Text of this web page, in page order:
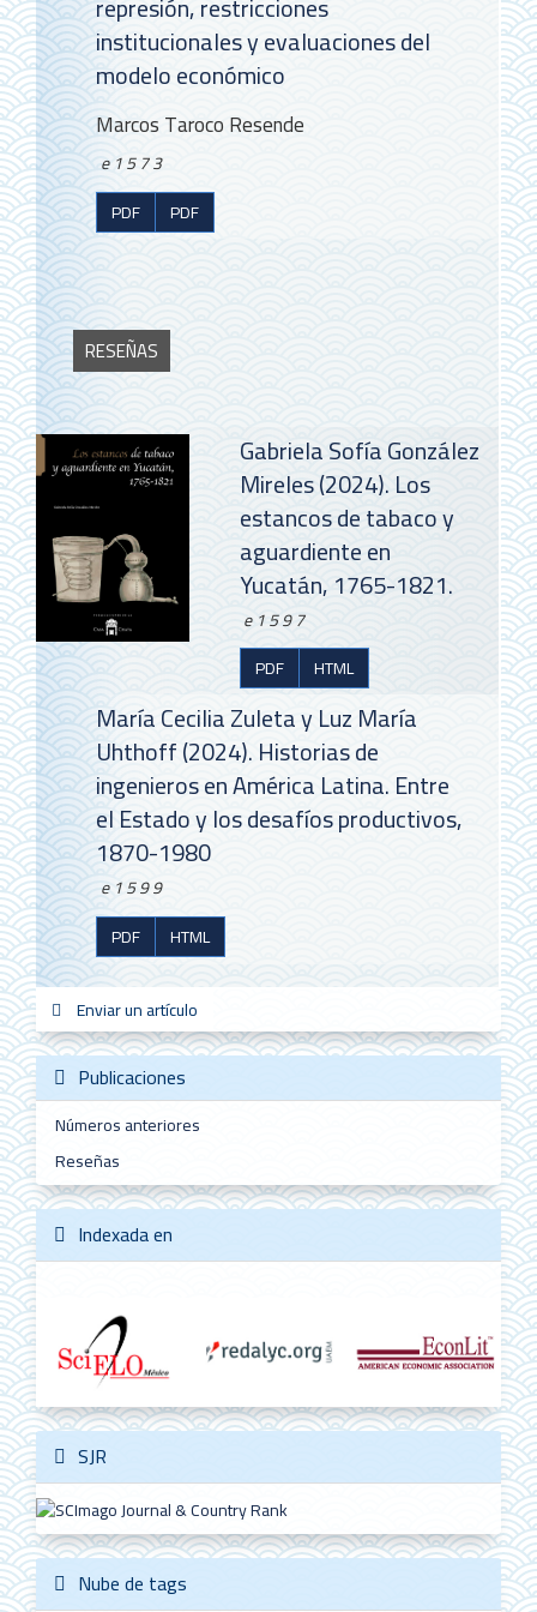
institucionales y evaluaciones del
modelo económico
Marcos Taroco Resende
e1573
PDF
PDF
RESEÑAS
Gabriela Sofía González
Mireles (2024). Los
estancos de tabaco y
aguardiente en
Yucatán, 1765-1821.
e1597
PDF
HTML
María Cecilia Zuleta y Luz María
Uhthoff (2024). Historias de
ingenieros en América Latina. Entre
el Estado y los desafíos productivos,
1870-1980
e1599
PDF
HTML
un
artículo
Enviar un artículo
Publicaciones
Números anteriores
Reseñas
Indexada en
SJR
Nube de tags
redes